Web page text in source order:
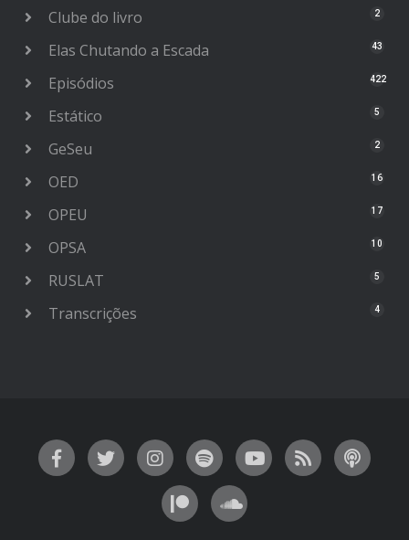
Clube do livro 2
Elas Chutando a Escada 43
Episódios 422
Estático 5
GeSeu 2
OED 16
OPEU 17
OPSA 10
RUSLAT 5
Transcrições 4